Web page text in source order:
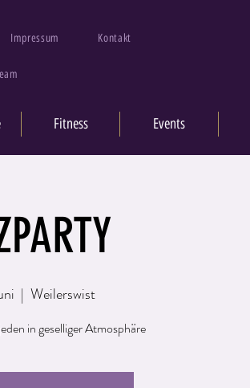
Impressum Kontakt
Fitness Events
  |
Weilerswist
in geselliger Atmosphäre